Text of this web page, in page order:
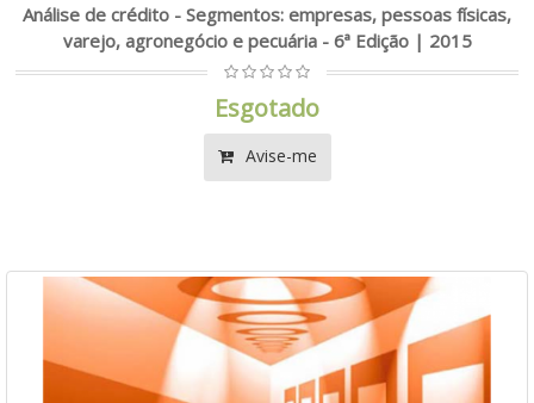
Análise de crédito - Segmentos: empresas, pessoas físicas,
varejo, agronegócio e pecuária - 6ª Edição | 2015
Esgotado
Avise-me